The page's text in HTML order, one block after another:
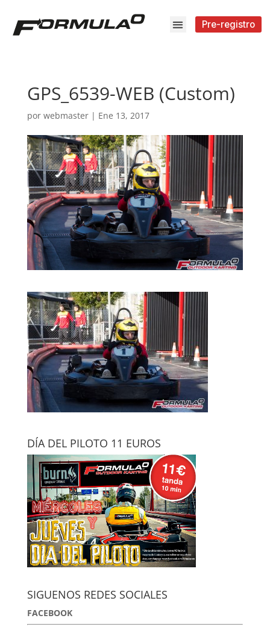
Pre-registro
GPS_6539-WEB (Custom)
por webmaster| Ene 13, 2017
DÍA DEL PILOTO 11 EUROS
SIGUENOS REDES SOCIALES
FACEBOOK